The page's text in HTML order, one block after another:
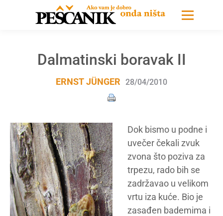
Dalmatinski boravak II
ERNST JÜNGER 28/04/2010
Dok bismo u podne i
uvečer čekali zvuk
zvona što poziva za
trpezu, rado bih se
zadržavao u velikom
vrtu iza kuće. Bio je
zasađen bademima i